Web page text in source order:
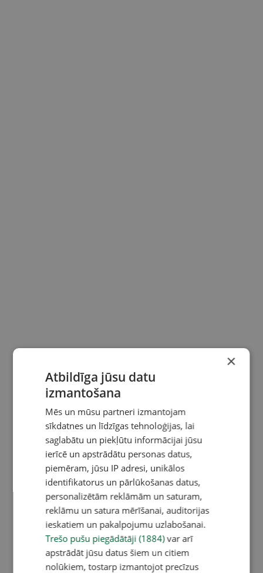
×
Atbildīga jūsu datu
izmantošana
Mēs un mūsu partneri izmantojam
sīkdatnes un līdzīgas tehnoloģijas, lai
saglabātu un piekļūtu informācijai jūsu
ierīcē un apstrādātu personas datus,
piemēram, jūsu IP adresi, unikālos
identifikatorus un pārlūkošanas datus,
personalizētām reklāmām un saturam,
reklāmu un satura mērīšanai, auditorijas
ieskatiem un pakalpojumu uzlabošanai.
Trešo pušu piegādātāji (1884)var arī
apstrādāt jūsu datus šiem un citiem
nolūkiem, tostarp izmantojot precīzus